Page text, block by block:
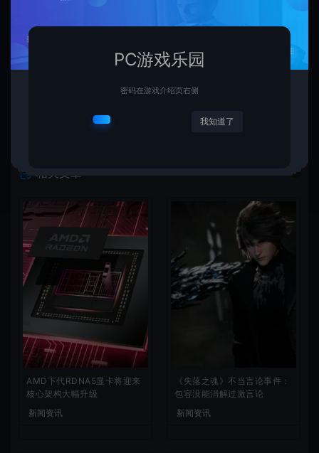
上一篇：
下一篇：
相关文章
AMD下代RDNA5显卡将迎来
核心架构大幅升级
新闻资讯
《失落之魂》不当言论事件：
包容没能消解过激言论
新闻资讯
PC游戏乐园
密码在游戏介绍页右侧
我知道了